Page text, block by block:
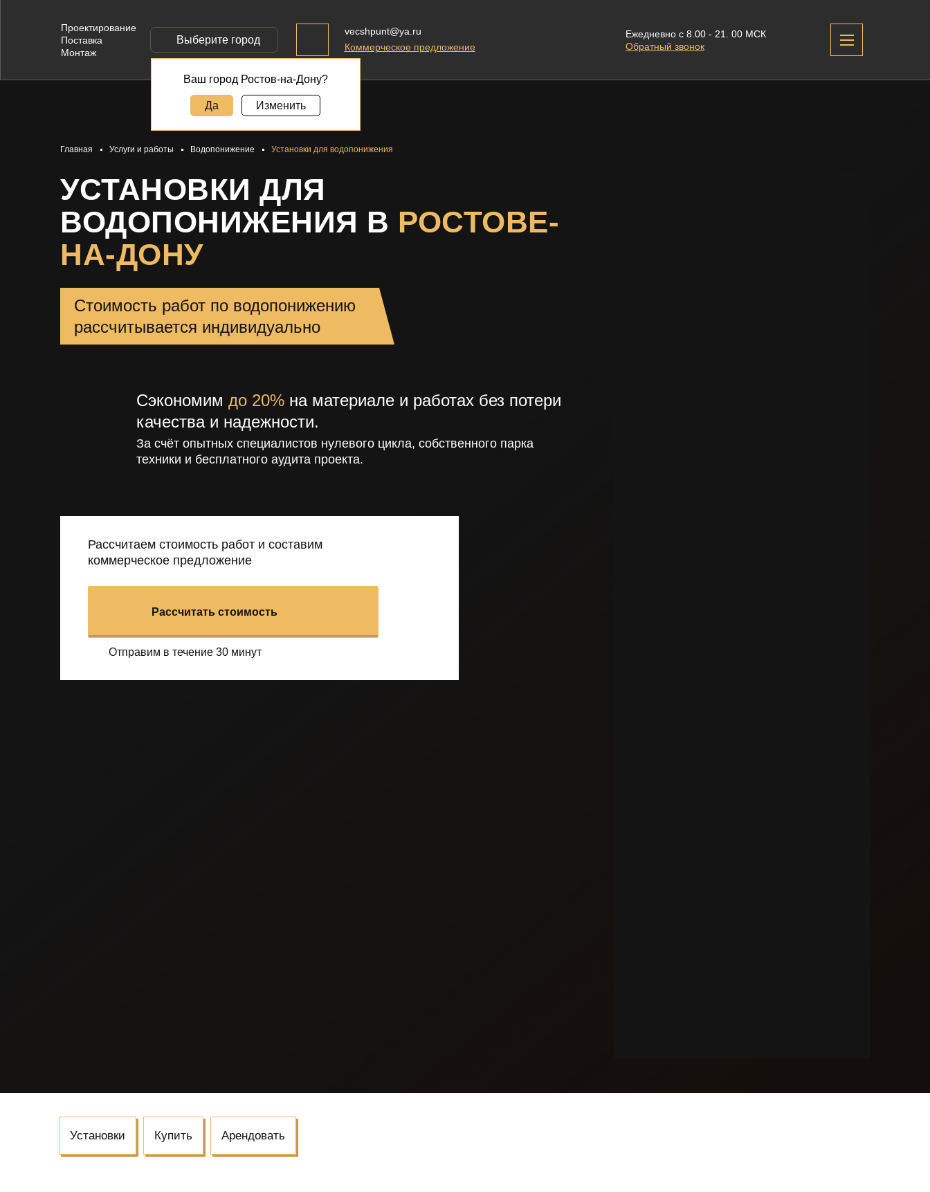
vecshpunt@ya.ru
Коммерческое предложение
Ежедневно с 8.00 - 21. 00 МСК
Обратный звонок
Проектирование
Поставка
Монтаж
Выберите город
Ваш город Ростов-на-Дону?
Да Изменить
Главная Услуги и работы Водопонижение Установки для водопонижения
УСТАНОВКИ ДЛЯ
ВОДОПОНИЖЕНИЯ В РОСТОВЕ-
НА-ДОНУ
Стоимость работ по водопонижению
рассчитывается индивидуально
Сэкономим до 20% на материале и работах без потери
качества и надежности.
За счёт опытных специалистов нулевого цикла, собственного парка
техники и бесплатного аудита проекта.
Рассчитаем стоимость работ и составим
коммерческое предложение
Рассчитать стоимость
Отправим в течение 30 минут
Установки Купить Арендовать